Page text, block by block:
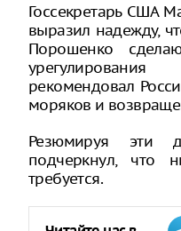
Госсекретарь США
выразил надежду,
Порошенко
рекомендовал
моряков и
Резюмируя эти
подчеркнул, что
требуется.